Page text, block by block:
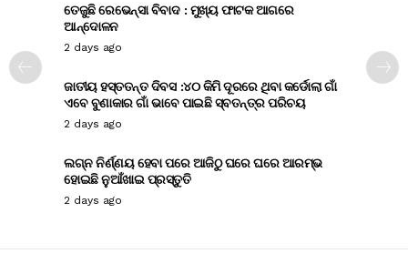
ତେଜୁଛି ରେଭେନ୍ସା ବିବାଦ : ମୁଖ୍ୟ ଫାଟକ ଆଗରେ
ଆନ୍ଦୋଳନ
2 days ago
ଜାତୀୟ ହସ୍ତତନ୍ତ ଦିବସ :୪୦ କିମି ଦୂରରେ ଥିବା କର୍ଡୋଲା ଗାଁ
ଏବେ ବୁଣାକାର ଗାଁ ଭାବେ ପାଇଛି ସ୍ବତନ୍ତ୍ର ପରିଚୟ
2 days ago
ଲଗ୍ନ ନିର୍ଣ୍ଣୟ ହେବା ପରେ ଆଜିଠୁ ଘରେ ଘରେ ଆରମ୍ଭ
ହୋଇଛି ନୁଆଁଖାଇ ପ୍ରସ୍ତୁତି
2 days ago